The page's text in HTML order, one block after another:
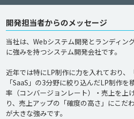
開発担当者からのメッセージ
当社は、Webシステム開発とランディン
に強みを持つシステム開発会社です。
近年では特にLP制作に力を入れており、
「SaaS」の3分野に絞り込んだLP制作を
率（コンバージョンレート）・売上を上
り、売上アップの「確度の高さ」にこだ
が大きな強みです。